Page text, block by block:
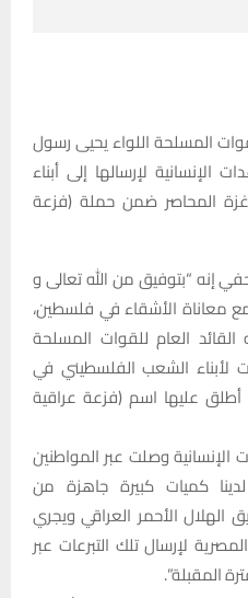
المسلحة اللواء يحيى رسول
الإنسانية لإرسالها إلى أبناء
المحاصر ضمن حملة (فزعة
إنه “بتوفيق من الله تعالى و
معاناة الأشقاء في فلسطين،
العام للقوات المسلحة
لأبناء الشعب الفلسطيني في
عليها اسم (فزعة عراقية
الإنسانية وصلت عبر المواطنين
كميات كبيرة جاهزة من
الهلال الأحمر العراقي ويجري
لإرسال تلك التبرعات عبر
المقبلة”.